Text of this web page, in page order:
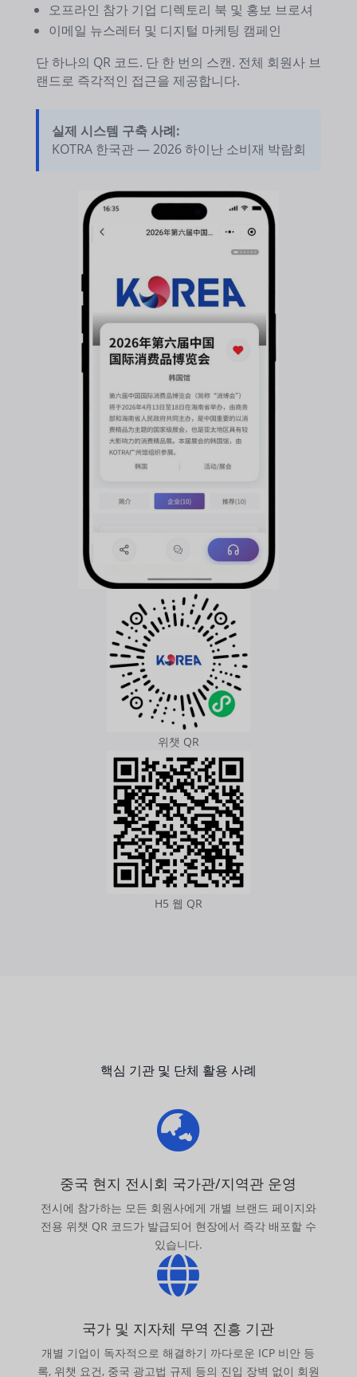
오프라인 참가 기업 디렉토리 북 및 홍보 브로셔
이메일 뉴스레터 및 디지털 마케팅 캠페인
단 하나의 QR 코드. 단 한 번의 스캔. 전체 회원사 브
랜드로 즉각적인 접근을 제공합니다.
실제 시스템 구축 사례:
KOTRA 한국관 — 2026 하이난 소비재 박람회
위챗 QR
H5 웹 QR
핵심 기관 및 단체 활용 사례

중국 현지 전시회 국가관/지역관 운영
전시에 참가하는 모든 회원사에게 개별 브랜드 페이지와
전용 위챗 QR 코드가 발급되어 현장에서 즉각 배포할 수
있습니다.

국가 및 지자체 무역 진흥 기관
개별 기업이 독자적으로 해결하기 까다로운 ICP 비안 등
록, 위챗 요건, 중국 광고법 규제 등의 진입 장벽 없이 회원